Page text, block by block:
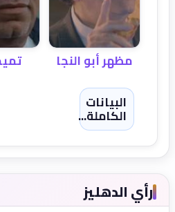
مظهر أبو النجا
البيانات
الكاملة...
رأي الدهليز